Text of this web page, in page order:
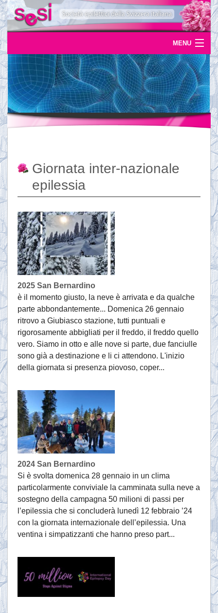
MENU
Home
Uscite
Eventi
News
Servizi
Documentazione
Ordinazioni
Giornata inter-nazionale
epilessia
2025 San Bernardino
è il momento giusto, la neve è arrivata e da qualche
parte abbondantemente... Domenica 26 gennaio
ritrovo a Giubiasco stazione, tutti puntuali e
rigorosamente abbigliati per il freddo, il freddo quello
vero. Siamo in otto e alle nove si parte, due fanciulle
sono già a destinazione e li ci attendono. L'inizio
della giornata si presenza piovoso, coper...
2024 San Bernardino
Si è svolta domenica 28 gennaio in un clima
particolarmente conviviale la camminata sulla neve a
sostegno della campagna 50 milioni di passi per
l’epilessia che si concluderà lunedì 12 febbraio ’24
con la giornata internazionale dell’epilessia. Una
ventina i simpatizzanti che hanno preso part...